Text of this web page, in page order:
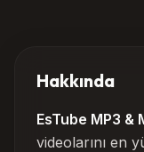
Hakkında
EsTube MP3 &
videolarını en